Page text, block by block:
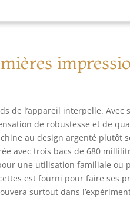
des glaces et des
préférés des cafés
709 ml avec
et guide
30,5 cm x H : 42,39
de l’appareil interpelle. Avec
de robustesse et de
au design argenté
avec trois bacs de 680
une utilisation familiale ou
est fourni pour faire ses
surtout dans